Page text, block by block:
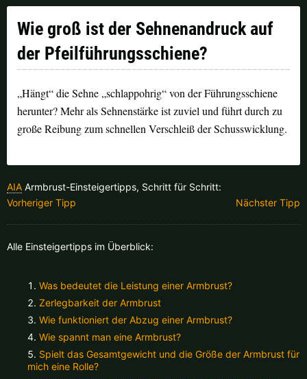
Wie groß ist der Sehnenandruck auf
der Pfeilführungsschiene?
„Hängt“ die Sehne „schlappohrig“ von der Führungsschiene
herunter? Mehr als Sehnenstärke ist zuviel und führt durch zu
große Reibung zum schnellen Verschleiß der Schusswicklung.
AIA Armbrust-Einsteigertipps, Schritt für Schritt:
Vorheriger Tipp
Nächster Tipp
Alle Einsteigertipps im Überblick:
Was bedeutet die Leistung einer Armbrust?
Zerlegbarkeit der Armbrust
Wie funktioniert der Abzug einer Armbrust?
Wie spannt man eine Armbrust?
Spielt das Gesamtgewicht und die Größe der Armbrust für
mich eine Rolle?
Bitte wählen Sie Ihre Versandregion:
Belgien |€ Bulgarien |
Deutschland | Estland |
Finnland | € Frankreich |€
Lettland |€ Litauen |
Portugal |€
Slowenien |€
Tschechien |Kč
weitere Länder, siehe unten
TURNIERE
KONTAKT